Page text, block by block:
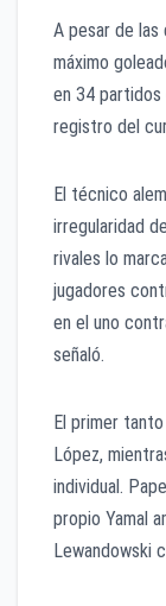
A pesar de las
máximo
en 34 partidos
registro del
El técnico
irregularidad
rivales lo
jugadores
en el uno
señaló.
El primer
López,
individual.
propio Yamal
Lewandowski